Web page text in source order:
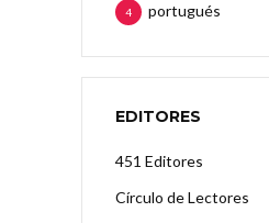
portugués
4
EDITORES
451 Editores
Círculo de Lectores